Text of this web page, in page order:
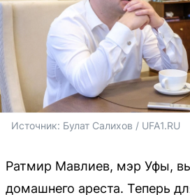
Источник: Булат Салихов / UFA1.RU
Ратмир Мавлиев, мэр Уфы,
домашнего ареста. Теперь